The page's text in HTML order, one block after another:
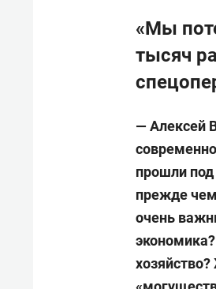
«Мы
тысяч
— Алексей
прошли
прежде
очень